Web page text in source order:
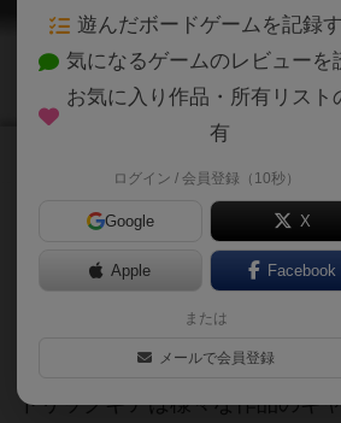
トリックギアの基本セットが
TRicKGEAR
トリックギアシリーズの基本と
トリックギアは様々な作品のキ
遊んだボードゲームを記録
気になるゲームのレビューを
お気に入り作品・所有リスト
有
ログイン / 会員登録（10秒）
Google X
Apple Facebook
または
メールで会員登録